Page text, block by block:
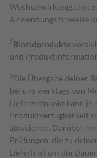
Anwendungshinweise
2Biozidprodukte
und
3Die Übergabe deiner
bei uns werktags von
Lieferzeitpunkt kann je
Produktverfügbarkeit
abweichen. Darüber
Prüfungen, die zu
Lieferfrist um die